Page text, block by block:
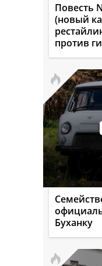
Повесть
(новый
против
Буханку